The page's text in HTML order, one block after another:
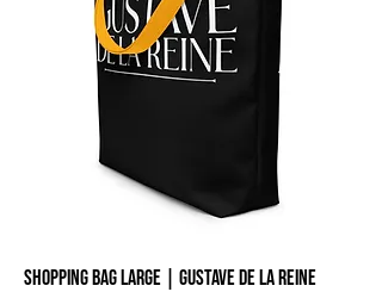
Shopping Bag Large | Gustave de la Reine